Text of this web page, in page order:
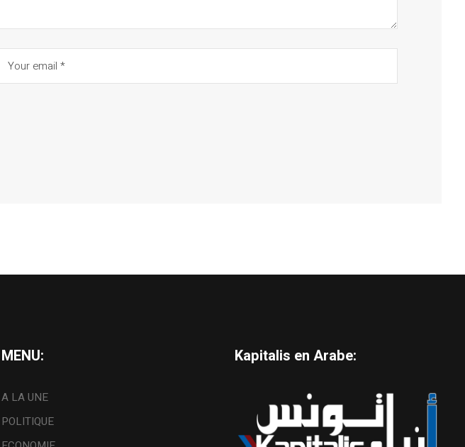
MENU:
A LA UNE
POLITIQUE
Kapitalis en Arabe: